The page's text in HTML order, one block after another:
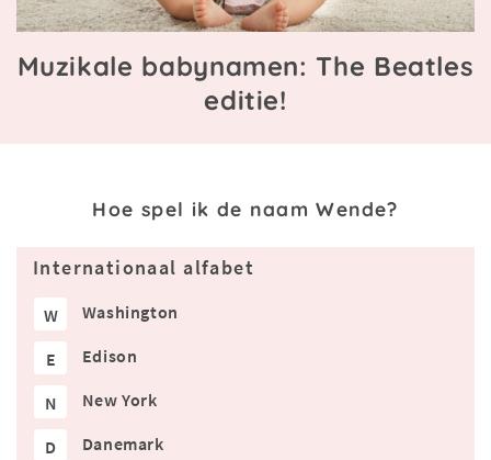
Muzikale babynamen: The Beatles
editie!
Hoe spel ik de naam Wende?
Internationaal alfabet
W Washington
E Edison
N New York
D Danemark